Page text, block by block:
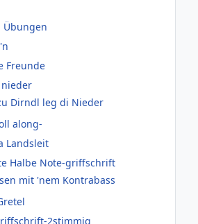
Übungen
Freunde
Dirndl leg di Nieder
along-
Landsleit
Halbe Note-griffschrift
mit 'nem Kontrabass
2stimmig